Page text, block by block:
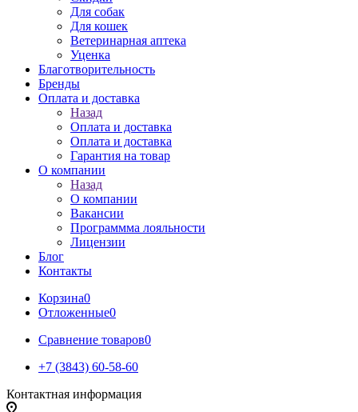
Для собак
Для кошек
Ветеринарная аптека
Уценка
Благотворительность
Бренды
Оплата и доставка
Назад
Оплата и доставка
Оплата и доставка
Гарантия на товар
О компании
Назад
О компании
Вакансии
Программма лояльности
Лицензии
Блог
Контакты
Корзина0
Отложенные0
Сравнение товаров0
+7 (3843) 60-58-60
Контактная информация